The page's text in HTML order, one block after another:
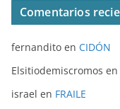
Comentarios
fernandito en CIDÓN
Elsitiodemiscromos en
israel en FRAILE